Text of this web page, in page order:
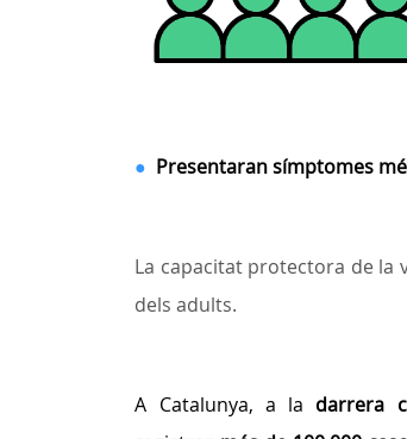
● Presentaran símptomes
La capacitat protectora de la
dels adults.
A Catalunya, a la darrera